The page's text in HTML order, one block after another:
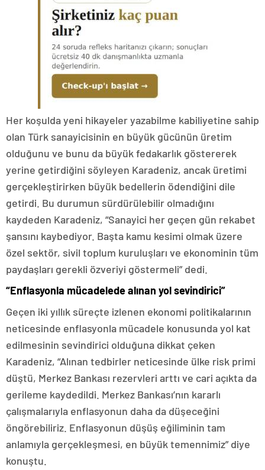
Her koşulda yeni hikayeler yazabilme kabiliyetine sahip
olan Türk sanayicisinin en büyük gücünün üretim
olduğunu ve bunu da büyük fedakarlık göstererek
yerine getirdiğini söyleyen Karadeniz, ancak üretimi
gerçekleştirirken büyük bedellerin ödendiğini dile
getirdi. Bu durumun sürdürülebilir olmadığını
kaydeden Karadeniz, “Sanayici her geçen gün rekabet
şansını kaybediyor. Başta kamu kesimi olmak üzere
özel sektör, sivil toplum kuruluşları ve ekonominin tüm
paydaşları gerekli özveriyi göstermeli” dedi.
“Enflasyonla mücadelede alınan yol sevindirici”
Geçen iki yıllık süreçte izlenen ekonomi politikalarının
neticesinde enflasyonla mücadele konusunda yol kat
edilmesinin sevindirici olduğuna dikkat çeken
Karadeniz, “Alınan tedbirler neticesinde ülke risk primi
düştü, Merkez Bankası rezervleri arttı ve cari açıkta da
gerileme kaydedildi. Merkez Bankası’nın kararlı
çalışmalarıyla enflasyonun daha da düşeceğini
öngörebiliriz. Enflasyonun düşüş eğiliminin tam
anlamıyla gerçekleşmesi, en büyük temennimiz” diye
konuştu.